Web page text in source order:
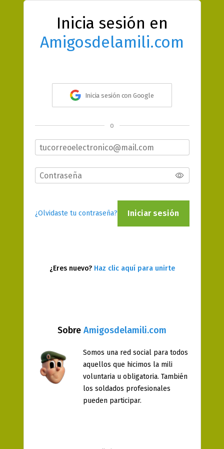
Sobre Amigosdelamili.com
Somos una red social para todos
aquellos que hicimos la mili
voluntaria u obligatoria. También
los soldados profesionales
pueden participar.
Inicia sesión en
Amigosdelamili.com
Inicia sesión con Google
o
¿Olvidaste tu contraseña? Iniciar sesión
¿Eres nuevo? Haz clic aquí para unirte